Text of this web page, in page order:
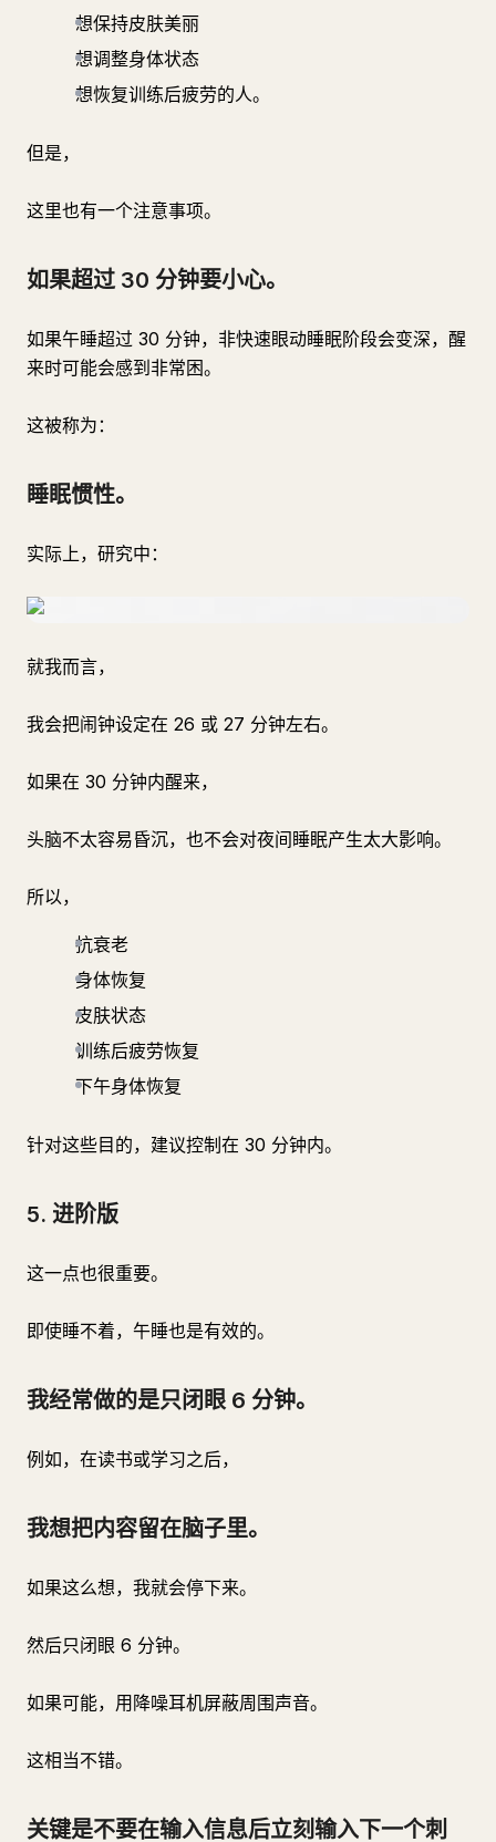
想保持皮肤美丽
想调整身体状态
想恢复训练后疲劳的人。
但是，
这里也有一个注意事项。
如果超过 30 分钟要小心。
如果午睡超过 30 分钟，非快速眼动睡眠阶段会变深，醒
来时可能会感到非常困。
这被称为：
睡眠惯性。
实际上，研究中：
就我而言，
我会把闹钟设定在 26 或 27 分钟左右。
如果在 30 分钟内醒来，
头脑不太容易昏沉，也不会对夜间睡眠产生太大影响。
所以，
抗衰老
身体恢复
皮肤状态
训练后疲劳恢复
下午身体恢复
针对这些目的，建议控制在 30 分钟内。
5. 进阶版
这一点也很重要。
即使睡不着，午睡也是有效的。
我经常做的是只闭眼 6 分钟。
例如，在读书或学习之后，
我想把内容留在脑子里。
如果这么想，我就会停下来。
然后只闭眼 6 分钟。
如果可能，用降噪耳机屏蔽周围声音。
这相当不错。
关键是不要在输入信息后立刻输入下一个刺